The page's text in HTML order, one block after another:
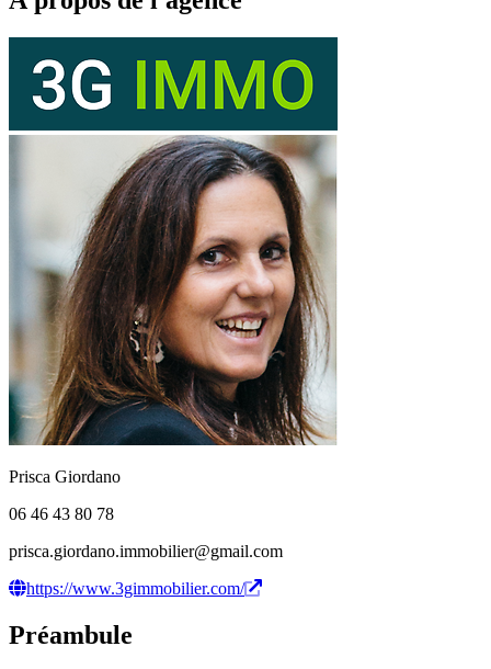
Prisca Giordano
06 46 43 80 78
prisca.giordano.immobilier@gmail.com
https://www.3gimmobilier.com/
Préambule